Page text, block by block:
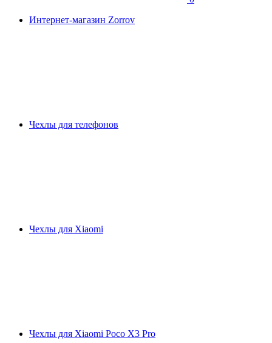
Интернет-магазин Zorrov
Чехлы для телефонов
Чехлы для Xiaomi
Чехлы для Xiaomi Poco X3 Pro